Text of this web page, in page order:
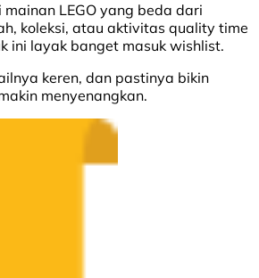
LEGO yang beda dari
koleksi, atau aktivitas quality time
ini layak banget masuk wishlist.
keren, dan pastinya bikin
menyenangkan.